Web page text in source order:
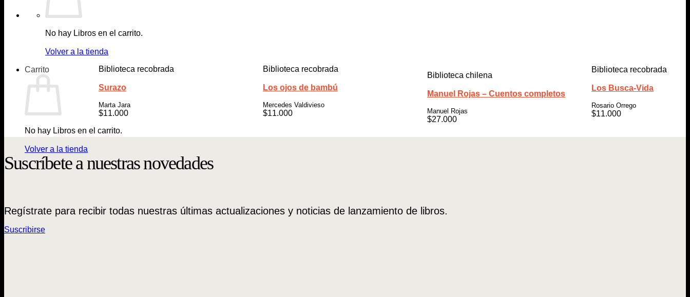
No hay Libros en el carrito.
Volver a la tienda
Carrito
No hay Libros en el carrito.
Volver a la tienda
Biblioteca recobrada
Surazo
Marta Jara
$11.000
Biblioteca recobrada
Los ojos de bambú
Mercedes Valdivieso
$11.000
Biblioteca chilena
Manuel Rojas – Cuentos completos
Manuel Rojas
$27.000
Biblioteca recobrada
Los Busca-Vida
Rosario Orrego
$11.000
Suscríbete a nuestras novedades
Regístrate para recibir todas nuestras últimas actualizaciones y noticias de lanzamiento de libros.
Suscribirse